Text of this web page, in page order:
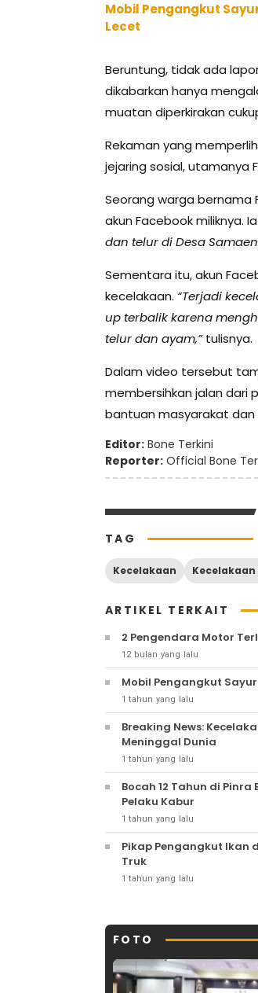
Mobil Pengangkut
Lecet
Beruntung, tidak ada
dikabarkan hanya
muatan diperkirakan
Rekaman yang
jejaring sosial, utamanya
Seorang warga bernama
akun Facebook miliknya.
dan telur di Desa
Sementara itu, akun
kecelakaan. “Terjadi
up terbalik karena
telur dan ayam,”tulisnya.
Dalam video tersebut
membersihkan jalan dari
bantuan masyarakat dan
Editor: Bone Terkini
Reporter: Official Bone
TAG
Kecelakaan
ARTIKEL TERKAIT
2 Pengendara Motor
12 bulan yang lalu
Mobil Pengangkut
1 tahun yang lalu
Breaking News:
Meninggal Dunia
1 tahun yang lalu
Bocah 12 Tahun di
Pelaku Kabur
1 tahun yang lalu
Pikap Pengangkut Ikan
Truk
1 tahun yang lalu
FOTO